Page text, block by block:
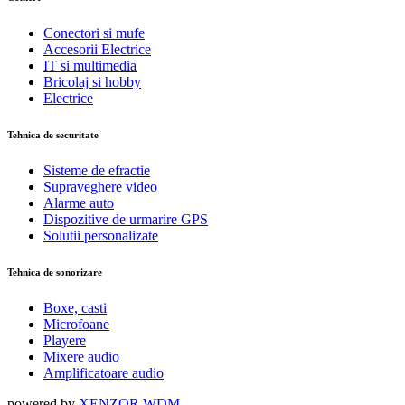
Conectori si mufe
Accesorii Electrice
IT si multimedia
Bricolaj si hobby
Electrice
Tehnica de securitate
Sisteme de efractie
Supraveghere video
Alarme auto
Dispozitive de urmarire GPS
Solutii personalizate
Tehnica de sonorizare
Boxe, casti
Microfoane
Playere
Mixere audio
Amplificatoare audio